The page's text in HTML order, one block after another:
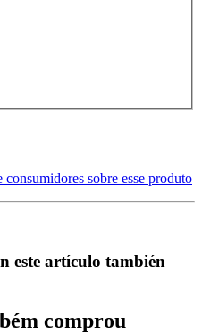
sobre esse produto
este artículo también
comprou